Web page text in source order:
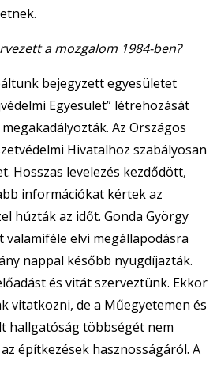
a mozgalom 1984-ben?
bejegyzett egyesületet
Egyesület” létrehozását
Az Országos
Hivatalhoz szabályosan
Hosszas levelezés kezdődött,
információkat kértek az
húzták az időt. Gonda György
elvi megállapodásra
nappal később nyugdíjazták.
és vitát szerveztünk. Ekkor
vitatkozni, de a Műegyetemen és
hallgatóság többségét nem
építkezések hasznosságáról. A